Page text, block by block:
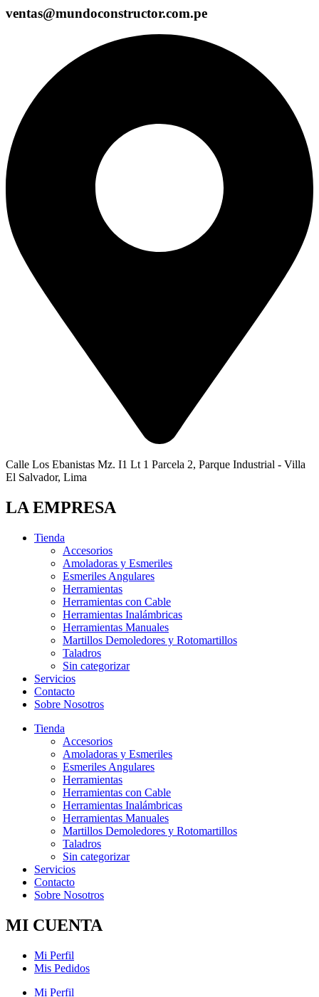
ventas@mundoconstructor.com.pe
Calle Los Ebanistas Mz. I1 Lt 1 Parcela 2, Parque Industrial - Villa
El Salvador, Lima
LA EMPRESA
Tienda
Accesorios
Amoladoras y Esmeriles
Esmeriles Angulares
Herramientas
Herramientas con Cable
Herramientas Inalámbricas
Herramientas Manuales
Martillos Demoledores y Rotomartillos
Taladros
Sin categorizar
Servicios
Contacto
Sobre Nosotros
Tienda
Accesorios
Amoladoras y Esmeriles
Esmeriles Angulares
Herramientas
Herramientas con Cable
Herramientas Inalámbricas
Herramientas Manuales
Martillos Demoledores y Rotomartillos
Taladros
Sin categorizar
Servicios
Contacto
Sobre Nosotros
MI CUENTA
Mi Perfil
Mis Pedidos
Mi Perfil